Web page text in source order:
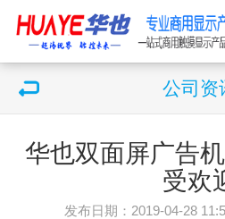
公司资
华也双面屏广告
受欢
发布日期：2019-04-28